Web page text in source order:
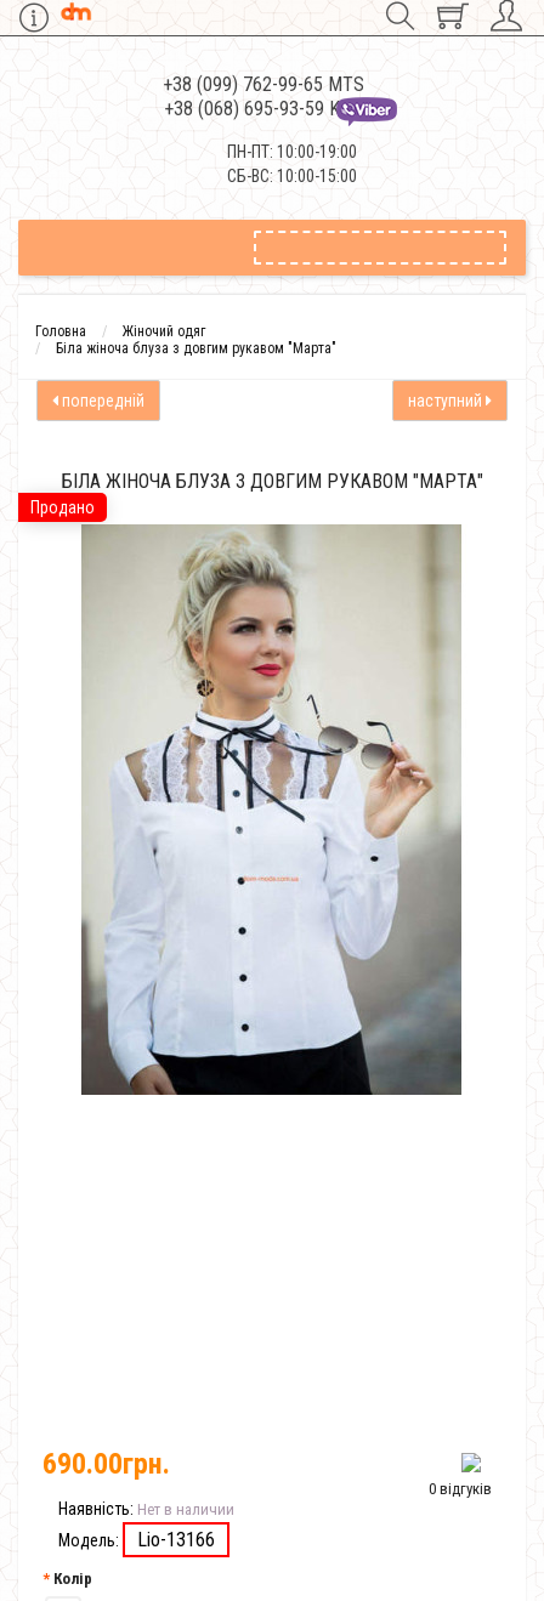
+38 (099) 762-99-65 MTS
+38 (068) 695-93-59 Kievstar
ПН-ПТ: 10:00-19:00
СБ-ВС: 10:00-15:00
Головна
Жіночий одяг
Біла жіноча блуза з довгим рукавом "Марта"
попередній наступний
Продано
БІЛА ЖІНОЧА БЛУЗА З ДОВГИМ РУКАВОМ "МАРТА"
0 відгуків
690.00грн.
Наявність: Нет в наличии
Модель: Lio-13166
Колір